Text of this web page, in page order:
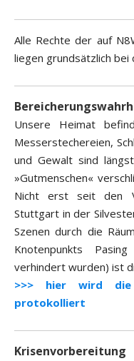
Alle Rechte der auf
liegen grundsätzlich bei
Unsere Heimat
Messerstechereien,
und Gewalt sind
»Gutmenschen«
Nicht erst seit den
Stuttgart in der
Szenen durch die
Knotenpunkts
verhindert wurden) ist
>>> hier wird die
protokolliert
Krisenvorbereitung